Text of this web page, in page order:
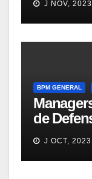
alimentos
J NOV, 2023
BPM GENERAL
de
J OCT, 2023